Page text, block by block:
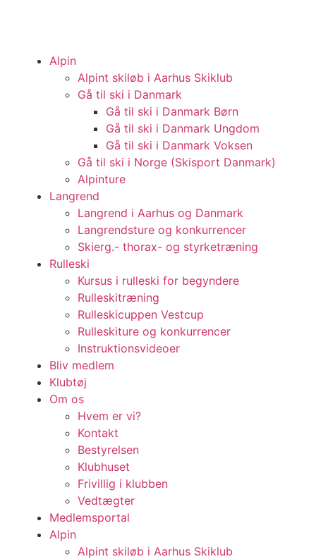
Alpin
Alpint skiløb i Aarhus Skiklub
Gå til ski i Danmark
Gå til ski i Danmark Børn
Gå til ski i Danmark Ungdom
Gå til ski i Danmark Voksen
Gå til ski i Norge (Skisport Danmark)
Alpinture
Langrend
Langrend i Aarhus og Danmark
Langrendsture og konkurrencer
Skierg.- thorax- og styrketræning
Rulleski
Kursus i rulleski for begyndere
Rulleskitræning
Rulleskicuppen Vestcup
Rulleskiture og konkurrencer
Instruktionsvideoer
Bliv medlem
Klubtøj
Om os
Hvem er vi?
Kontakt
Bestyrelsen
Klubhuset
Frivillig i klubben
Vedtægter
Medlemsportal
Alpin
Alpint skiløb i Aarhus Skiklub